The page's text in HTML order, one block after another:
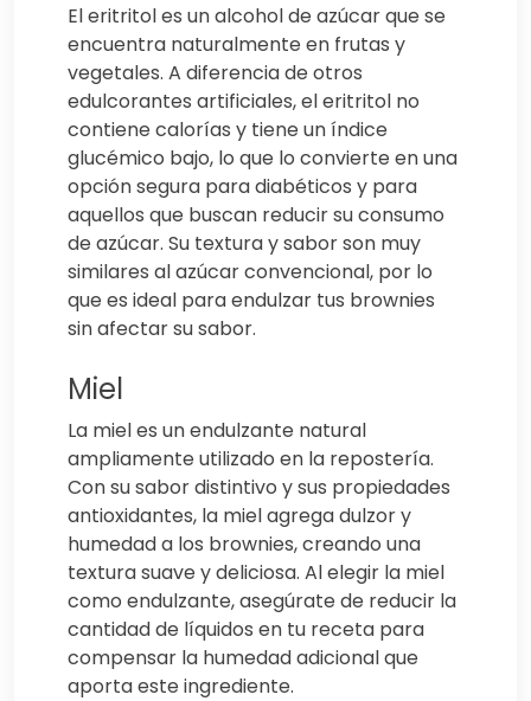
El eritritol es un alcohol de azúcar que se
encuentra naturalmente en frutas y
vegetales. A diferencia de otros
edulcorantes artificiales, el eritritol no
contiene calorías y tiene un índice
glucémico bajo, lo que lo convierte en una
opción segura para diabéticos y para
aquellos que buscan reducir su consumo
de azúcar. Su textura y sabor son muy
similares al azúcar convencional, por lo
que es ideal para endulzar tus brownies
sin afectar su sabor.
Miel
La miel es un endulzante natural
ampliamente utilizado en la repostería.
Con su sabor distintivo y sus propiedades
antioxidantes, la miel agrega dulzor y
humedad a los brownies, creando una
textura suave y deliciosa. Al elegir la miel
como endulzante, asegúrate de reducir la
cantidad de líquidos en tu receta para
compensar la humedad adicional que
aporta este ingrediente.